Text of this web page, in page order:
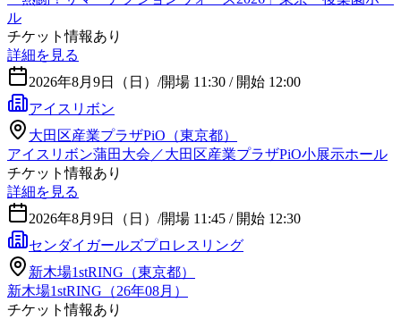
ル
チケット情報あり
詳細を見る
2026年8月9日（日） /開場 11:30 / 開始 12:00
アイスリボン
大田区産業プラザPiO（東京都）
アイスリボン蒲田大会／大田区産業プラザPiO小展示ホール
チケット情報あり
詳細を見る
2026年8月9日（日） /開場 11:45 / 開始 12:30
センダイガールズプロレスリング
新木場1stRING（東京都）
新木場1stRING（26年08月）
チケット情報あり